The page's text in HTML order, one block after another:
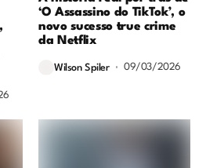
‘O Assassino do TikTok’, o
novo sucesso true crime
da Netflix
Wilson Spiler 09/03/2026